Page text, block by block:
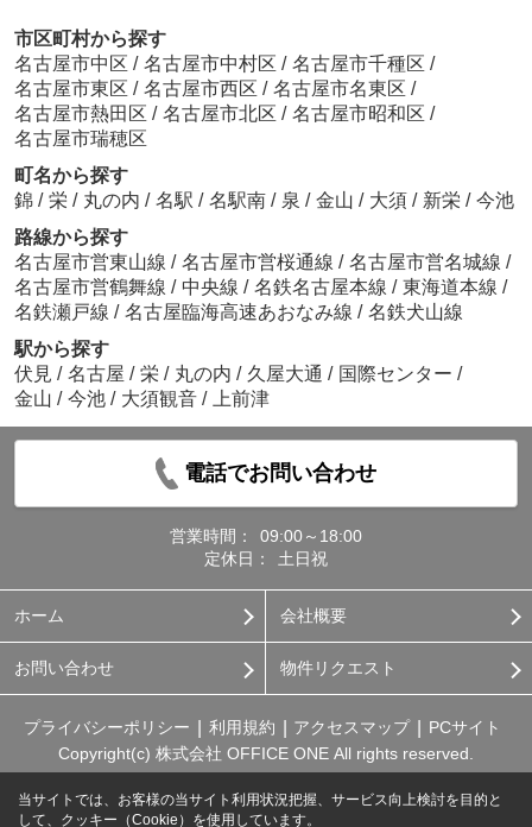
市区町村から探す
名古屋市中区 / 名古屋市中村区 / 名古屋市千種区 /
名古屋市東区 / 名古屋市西区 / 名古屋市名東区 /
名古屋市熱田区 / 名古屋市北区 / 名古屋市昭和区 /
名古屋市瑞穂区
町名から探す
錦 / 栄 / 丸の内 / 名駅 / 名駅南 / 泉 / 金山 / 大須 / 新栄 / 今池
路線から探す
名古屋市営東山線 / 名古屋市営桜通線 / 名古屋市営名城線 /
名古屋市営鶴舞線 / 中央線 / 名鉄名古屋本線 / 東海道本線 /
名鉄瀬戸線 / 名古屋臨海高速あおなみ線 / 名鉄犬山線
駅から探す
伏見 / 名古屋 / 栄 / 丸の内 / 久屋大通 / 国際センター /
金山 / 今池 / 大須観音 / 上前津
電話でお問い合わせ
営業時間：
09:00～18:00
定休日：
土日祝
ホーム 会社概要
お問い合わせ 物件リクエスト
プライバシーポリシー 利用規約 アクセスマップ
PCサイト
Copyright(c) 株式会社 OFFICE ONE All rights reserved.
当サイトでは、お客様の当サイト利用状況把握、サービス向上検討を目的と
して、クッキー（Cookie）を使用しています。